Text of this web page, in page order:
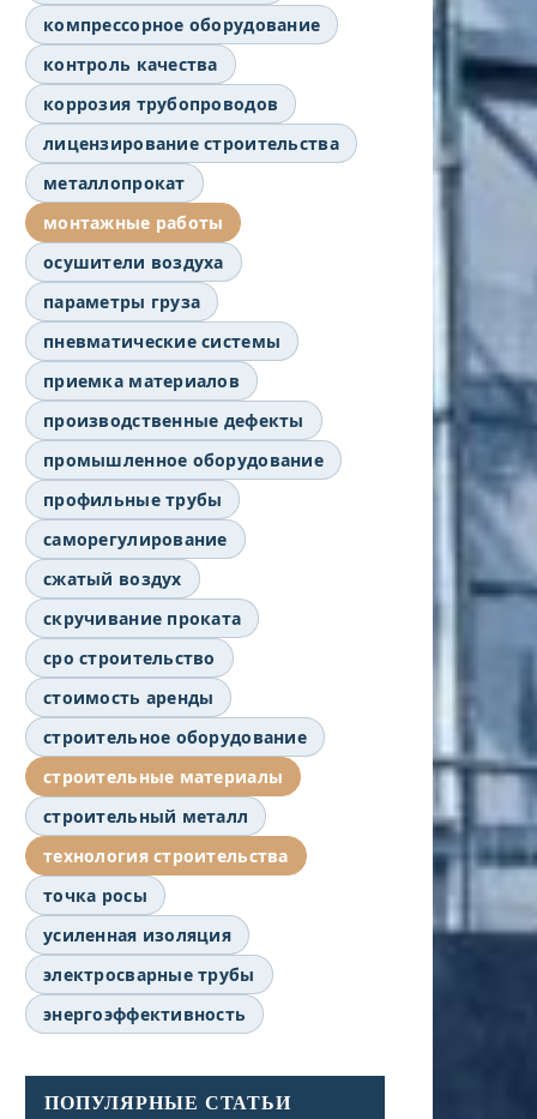
компрессорное оборудование
контроль качества
коррозия трубопроводов
лицензирование строительства
металлопрокат
монтажные работы
осушители воздуха
параметры груза
пневматические системы
приемка материалов
производственные дефекты
промышленное оборудование
профильные трубы
саморегулирование
сжатый воздух
скручивание проката
сро строительство
стоимость аренды
строительное оборудование
строительные материалы
строительный металл
технология строительства
точка росы
усиленная изоляция
электросварные трубы
энергоэффективность
ПОПУЛЯРНЫЕ СТАТЬИ